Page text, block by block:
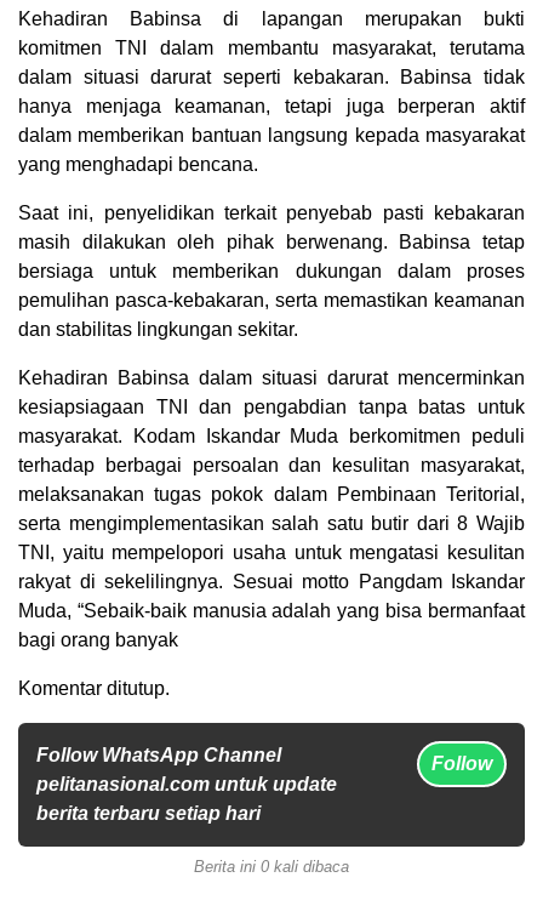
Kehadiran Babinsa di lapangan merupakan bukti
komitmen TNI dalam membantu masyarakat, terutama
dalam situasi darurat seperti kebakaran. Babinsa tidak
hanya menjaga keamanan, tetapi juga berperan aktif
dalam memberikan bantuan langsung kepada masyarakat
yang menghadapi bencana.
Saat ini, penyelidikan terkait penyebab pasti kebakaran
masih dilakukan oleh pihak berwenang. Babinsa tetap
bersiaga untuk memberikan dukungan dalam proses
pemulihan pasca-kebakaran, serta memastikan keamanan
dan stabilitas lingkungan sekitar.
Kehadiran Babinsa dalam situasi darurat mencerminkan
kesiapsiagaan TNI dan pengabdian tanpa batas untuk
masyarakat. Kodam Iskandar Muda berkomitmen peduli
terhadap berbagai persoalan dan kesulitan masyarakat,
melaksanakan tugas pokok dalam Pembinaan Teritorial,
serta mengimplementasikan salah satu butir dari 8 Wajib
TNI, yaitu mempelopori usaha untuk mengatasi kesulitan
rakyat di sekelilingnya. Sesuai motto Pangdam Iskandar
Muda, “Sebaik-baik manusia adalah yang bisa bermanfaat
bagi orang banyak
Komentar ditutup.
Follow WhatsApp Channel
pelitanasional.com untuk update
berita terbaru setiap hari
Follow
Berita ini 0 kali dibaca